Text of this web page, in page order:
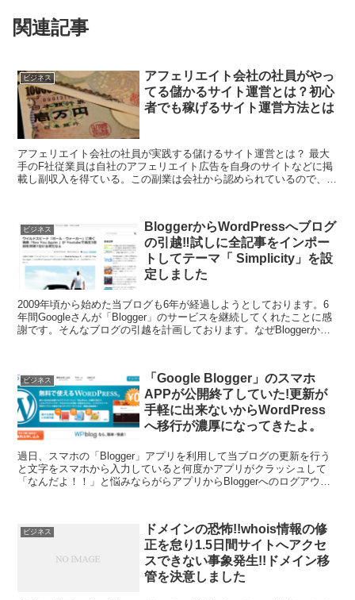
関連記事
ビジネス
アフェリエイト会社の社員がやっ
てる儲かるサイト運営とは？初心
者でも稼げるサイト運営方法とは
アフェリエイト会社の社員が実践する儲けるサイト運営とは？ 最大
手のF社従業員は自社のアフェリエイト広告を自身のサイトなどに掲
載し副収入を得ている。この副業は会社から認められているので、従
ビジネス
BloggerからWordPressへブログ
の引越‼︎試しに全記事をインポー
トしてテーマ「 Simplicity」を設
定しました
2009年頃から始めた当ブログも6年が経過しようとしております。6
年間Googleさんが「Blogger」のサービスを継続してくれたことに感
謝です。そんなブログの引越を計画しております。なぜBloggerから
ビジネス
「Google Blogger」のスマホ
APPが公開終了していた!更新が
手軽に出来ないからWordPress
へ移行が濃厚になってきたよ。
過日、スマホの「Blogger」アプリを利用して当ブログの更新を行う
と文字をスマホから入力していると何度かアプリがクラッシュして
「なんだよ！！」と悩みならがらアプリからBloggerへのログアウト
ビジネス
ドメインの恐怖!!whois情報の修
正を怠り1.5日間サイトへアクセ
スできない事象発生!!ドメイン移
管を決意しました